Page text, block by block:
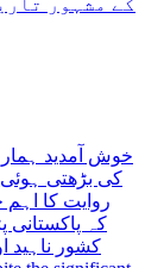
کے مشہور
خوش آمدید
کی بڑھتی
روایت کا اہم
کہ
کشور ناہید